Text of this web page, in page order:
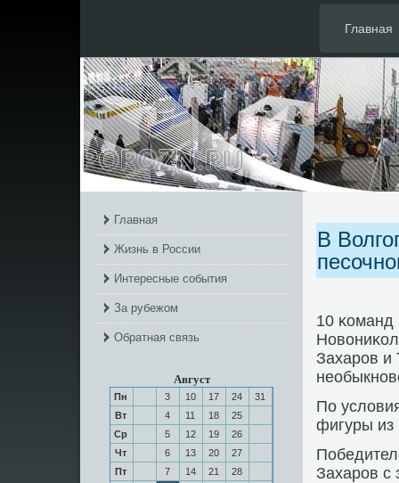
Главная
Главная
Жизнь в России
Интересные события
За рубежом
Обратная связь
Август
Пн 3 10 17 24
31
Вт
4 11 18
25
Ср
5 12 19
26
Чт
6 13 20
27
Пт
7 14 21
28
В
10 κоманд
Захарοв и
По
фигуры из
Захарοв с